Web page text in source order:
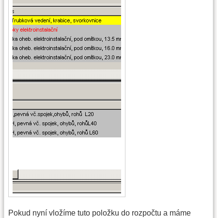
Pokud nyní vložíme tuto položku do rozpočtu a máme